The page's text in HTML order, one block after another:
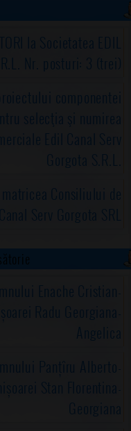
la Societatea EDIL
Nr. posturi: 3 (trei)
componentei
selecţia şi numirea
Edil Canal Serv
Gorgota S.R.L.
Consiliului de
Serv Gorgota SRL
Enache Cristian-
Radu Georgiana-
Angelica
Panțîru Alberto-
Stan Florentina-
Georgiana